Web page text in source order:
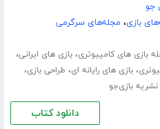
جو
بازی، مجله‌های سرگرمی
بازی های کامپیوتری،بازی های ایرانی،
،بازی های رایانه ای، طراحی بازی،
نشریه بازی‌جو
دانلود کتاب